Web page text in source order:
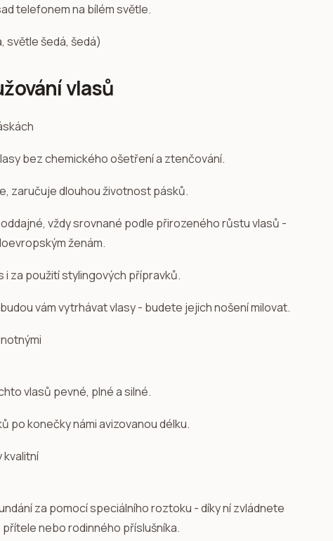
telefonem na bílém světle.
světle šedá, šedá)
vlasů
bez chemického ošetření a ztenčování.
zaručuje dlouhou životnost pásků.
vždy srovnané podle přirozeného růstu vlasů -
ženám.
za použití stylingových přípravků.
vám vytrhávat vlasy - budete jejich nošení milovat.
vlasů pevné, plné a silné.
po konečky námi avizovanou délku.
za pomocí speciálního roztoku - díky ní zvládnete
nebo rodinného příslušníka.